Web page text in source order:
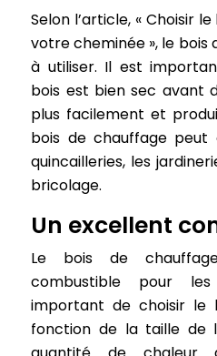
Selon l’article, « Choisir
votre cheminée », le
à utiliser. Il est
bois est bien sec avant
plus facilement et
bois de chauffage
quincailleries, les
bricolage.
Un excellent
Le bois de
combustible pour
important de choisir le
fonction de la taille de